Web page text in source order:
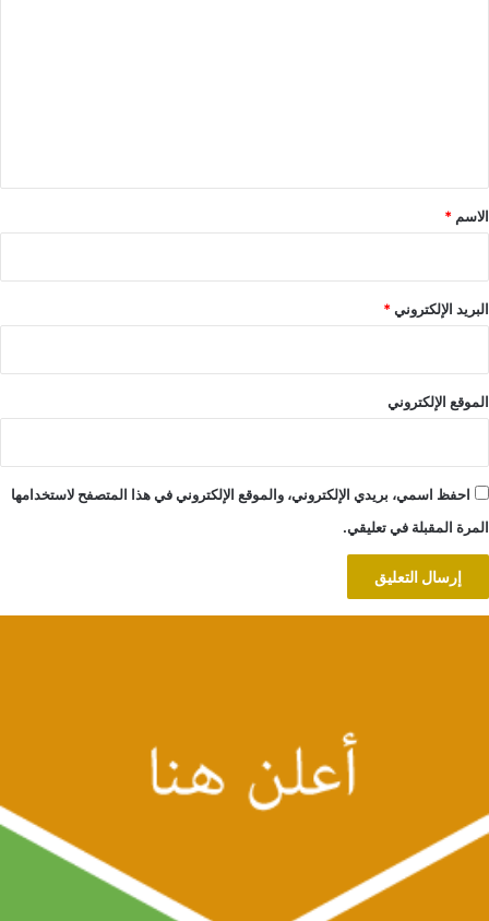
*
الاسم *
البريد الإلكتروني*
الموقع الإلكتروني
احفظ اسمي، بريدي الإلكتروني، والموقع الإلكتروني في هذا المتصفح لاستخدامها
المرة المقبلة في تعليقي.